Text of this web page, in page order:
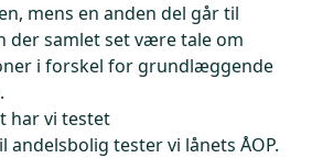
mens en anden del går til
der samlet set være tale om
i forskel for grundlæggende
har vi testet
andelsbolig tester vi lånets ÅOP.